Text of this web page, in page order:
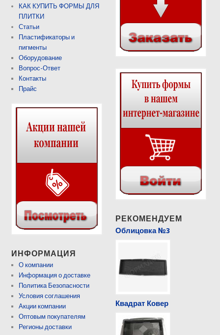
КАК КУПИТЬ ФОРМЫ ДЛЯ
ПЛИТКИ
Статьи
Пластификаторы и
пигменты
Оборудование
Вопрос-Ответ
Контакты
Прайс
ИНФОРМАЦИЯ
О компании
Информация о доставке
Политика Безопасности
Условия соглашения
Акции компании
Оптовым покупателям
Регионы доставки
РЕКОМЕНДУЕМ
Облицовка №3
Квадрат Ковер